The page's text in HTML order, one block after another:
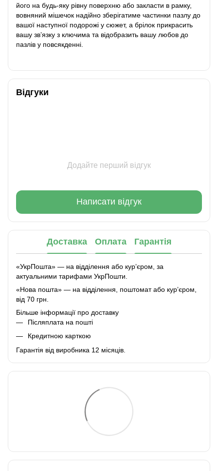
його на будь-яку рівну поверхню або закласти в рамку,
вовняний мішечок надійно зберігатиме частинки пазлу до
вашої наступної подорожі у сюжет, а брілок прикрасить
вашу зв’язку з ключима та відобразить вашу любов до
пазлів у повсякденні.
Відгуки
Додайте перший відгук
Написати відгук
Доставка Оплата Гарантія
«УкрПошта» — на відділення або курʼєром, за
актуальними тарифами УкрПошти.
«Нова пошта» — на відділення, поштомат або курʼєром,
від 70 грн.
Більше інформації про доставку
Післяплата на пошті
Кредитною карткою
Гарантія від виробника 12 місяців.